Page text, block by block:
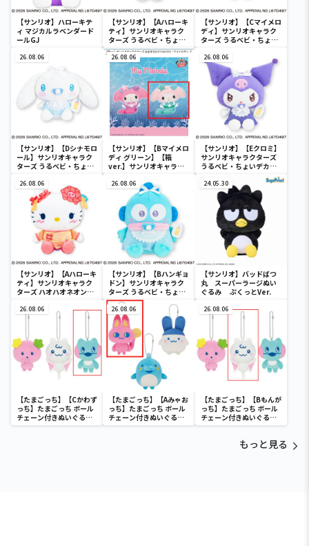
【サンリオ】ハローキテ
ィ マジカルラベンダード
ールGJ
【サンリオ】【Aハローキ
ティ】サンリオキャラク
ターズ うるベビ・ちょい
デカドール
【サンリオ】【Cマイメロ
ディ】サンリオキャラク
ターズ うるベビ・ちょい
26.08.06
【サンリオ】【Dシナモロ
ール】サンリオキャラク
ターズ うるベビ・ちょい
26.08.06
【サンリオ】【Bマイメロ
ディ グリーン】【箱
ver.】サンリオキャラク
SOFVIMATES～マイメロ
ディ マーメイドver. ～
26.08.06
【サンリオ】【Eクロミ】
サンリオキャラクターズ
うるベビ・ちょいデカド
26.08.06
【サンリオ】【Aハローキ
ティ】サンリオキャラク
ターズ ハオハオネオンタ
26.08.06
【サンリオ】【Bハンギョ
ドン】サンリオキャラク
ターズ うるベビ・ちょい
デカドール
24.05.30
【サンリオ】バッドばつ
丸 スーパーラージぬい
ぐるみ ぷくっとVer.
26.08.06
【たまごっち】【Cかわず
っち】たまごっち ボール
チェーン付きぬいぐるみ
～Tamagotchi
26.08.06
【たまごっち】【Aみゃお
っち】たまごっち ボール
チェーン付きぬいぐるみ
～Tamagotchi
26.08.06
【たまごっち】【Bもんが
っち】たまごっち ボール
チェーン付きぬいぐるみ
～Tamagotchi
もっと見る